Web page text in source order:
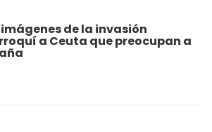
imágenes de la invasión
a Ceuta que preocupan a